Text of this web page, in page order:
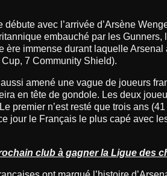
avec l’arrivée d’Arsène
embauché par les Gunners,
ère immense durant laquelle Arsenal
7 Community Shield).
amené une vague de joueurs
en tête de gondole. Les deux
premier n’est resté que trois ans
jour le Français le plus capé avec
club à gagner la Ligue des